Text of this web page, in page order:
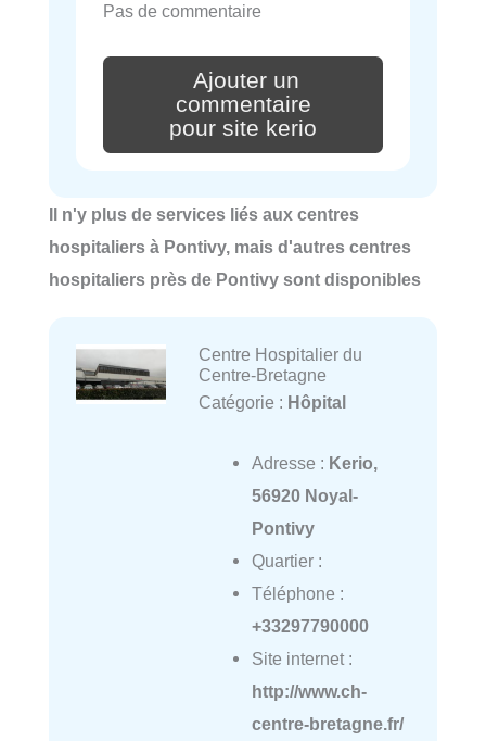
Pas de commentaire
Ajouter un
commentaire
pour site kerio
Il n'y plus de services liés aux centres
hospitaliers à Pontivy, mais d'autres centres
hospitaliers près de Pontivy sont disponibles
Centre Hospitalier du
Centre-Bretagne
Catégorie : Hôpital
Adresse : Kerio,
56920 Noyal-
Pontivy
Quartier :
Téléphone :
+33297790000
Site internet :
http://www.ch-
centre-bretagne.fr/